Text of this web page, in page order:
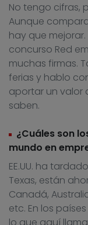
No tengo cifras,
Aunque
hay que
concurso Red
muchas firmas.
ferias y hablo
aportar un valor
saben.
¿Cuáles son
mundo en
EE.UU. ha
Texas, están
Canadá,
etc. En los